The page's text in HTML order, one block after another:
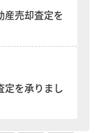
売却査定を
定を承りまし